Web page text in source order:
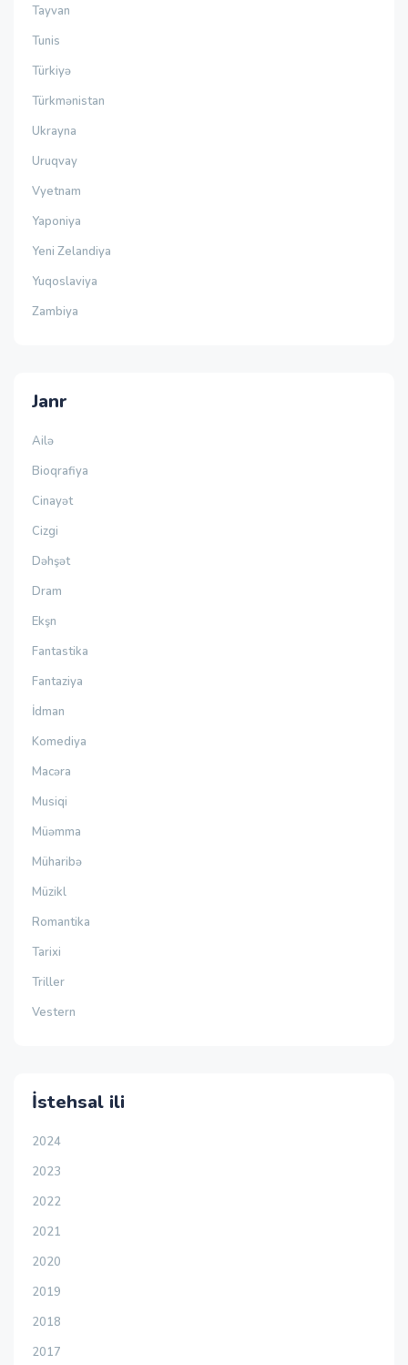
Tayvan
Tunis
Türkiyə
Türkmənistan
Ukrayna
Uruqvay
Vyetnam
Yaponiya
Yeni Zelandiya
Yuqoslaviya
Zambiya
Janr
Ailə
Bioqrafiya
Cinayət
Cizgi
Dəhşət
Dram
Ekşn
Fantastika
Fantaziya
İdman
Komediya
Macəra
Musiqi
Müəmma
Müharibə
Müzikl
Romantika
Tarixi
Triller
Vestern
İstehsal ili
2024
2023
2022
2021
2020
2019
2018
2017